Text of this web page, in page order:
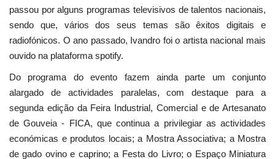
passou por alguns programas televisivos de talentos nacionais,
sendo que, vários dos seus temas são êxitos digitais e
radiofónicos. O ano passado, Ivandro foi o artista nacional mais
ouvido na plataforma spotify.
Do programa do evento fazem ainda parte um conjunto
alargado de actividades paralelas, com destaque para a
segunda edição da Feira Industrial, Comercial e de Artesanato
de Gouveia - FICA, que continua a privilegiar as actividades
económicas e produtos locais; a Mostra Associativa; a Mostra
de gado ovino e caprino; a Festa do Livro; o Espaço Miniatura